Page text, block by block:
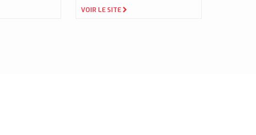
VOIR LE SITE